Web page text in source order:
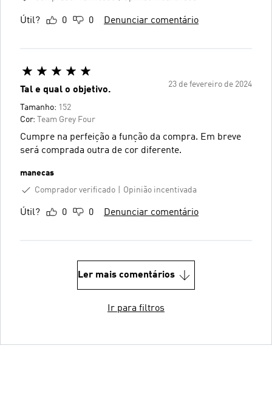
Útil? 0 0 Denunciar comentário
23 de fevereiro de 2024
Tal e qual o objetivo.
Tamanho: 152
Cor: Team Grey Four
Cumpre na perfeição a função da compra. Em breve
será comprada outra de cor diferente.
manecas
Comprador verificado
Opinião incentivada
Útil? 0 0 Denunciar comentário
Ler mais comentários
Ir para filtros